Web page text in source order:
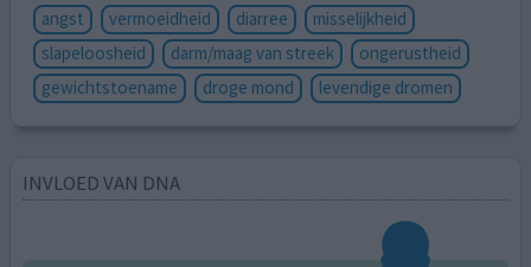
angst
vermoeidheid diarree
misselijkheid
slapeloosheid
darm/maag van streek
ongerustheid
gewichtstoename
droge mond levendige dromen
INVLOED VAN DNA